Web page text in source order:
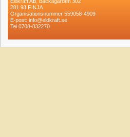
281 93 FINJA
Organisationsnummer 559058-4909
E-post: info@eldkraft.se
Tel 0708-832270